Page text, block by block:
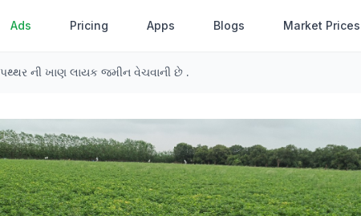
Ads Pricing Apps Blogs Market Prices
પથ્થર ની ખાણ લાયક જમીન વેચવાની છે .